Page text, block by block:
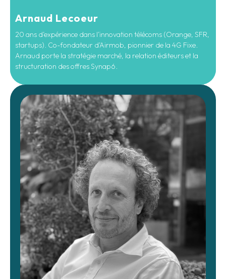
Arnaud Lecoeur
20 ans d’expérience dans l’innovation télécoms (Orange, SFR,
startups). Co-fondateur d’Airmob, pionnier de la 4G Fixe.
Arnaud porte la stratégie marché, la relation éditeurs et la
structuration des offres Synap6.